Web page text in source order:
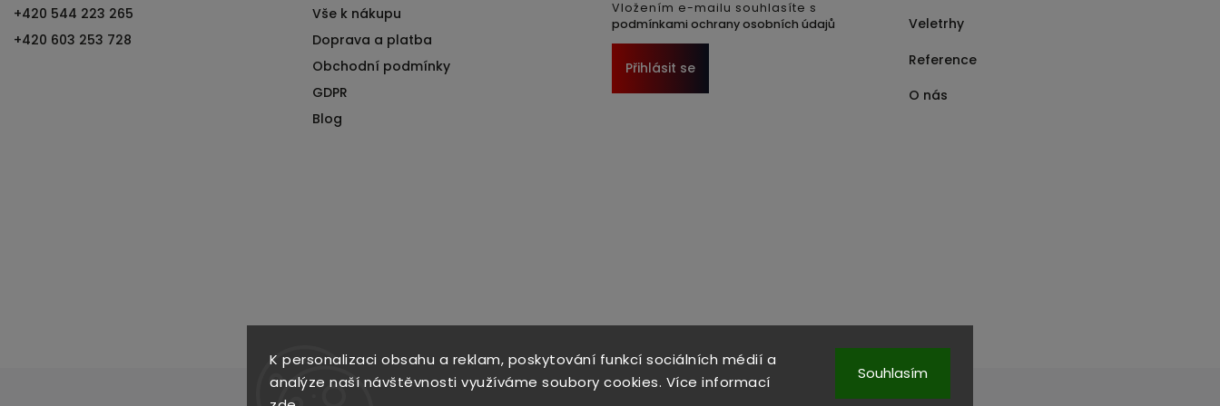
K personalizaci obsahu a reklam, poskytování funkcí sociálních médií a
analýze naší návštěvnosti využíváme soubory cookies. Více informací
Souhlasím
+420 544 223 265
+420 603 253 728
Vše k nákupu
Doprava a platba
Obchodní podmínky
GDPR
Blog
Vložením e-mailu souhlasíte s
podmínkami ochrany osobních údajů
Přihlásit se
Veletrhy
Reference
O nás